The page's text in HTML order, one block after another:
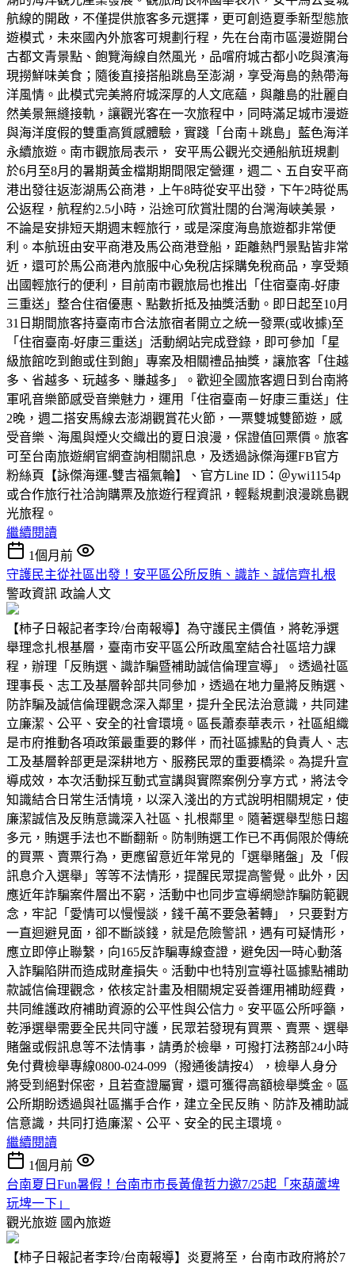
航線的開啟，不僅提供旅客多元選擇，更可創造夏季新型態旅
遊模式，未來國內外旅客可規劃行程，先在台南市區漫遊開台
古都文青景點、飽覽海線自然風光，品嚐府城古都小吃與濱海
現撈鮮味美食；隨後直接搭船跳島至澎湖，享受海島的熱帶海
洋風情。此模式完美將府城深厚的人文底蘊，與離島的壯麗自
然美景無縫接軌，讓觀光客在一次旅程中，同時滿足城市漫遊
與海洋度假的雙重高質感體驗，實踐「台南＋跳島」藍色海洋
永續旅遊。南市觀旅局表示， 安平馬公觀光交通船航班規劃
於6月至8月的暑期黃金檔期期間限定營運，週二、五自安平商
港出發往返澎湖馬公商港，上午8時從安平出發，下午2時從馬
公返程，航程約2.5小時，沿途可欣賞壯闊的台灣海峽美景，
不論是安排短天期週末輕旅行，或是深度海島旅遊都非常便
利。本航班由安平商港及馬公商港登船，距離熱門景點皆非常
近，還可於馬公商港內旅服中心免稅店採購免稅商品，享受類
出國輕旅行的便利，目前南市觀旅局也推出「住宿臺南-好康
三重送」整合住宿優惠、點數折抵及抽獎活動。即日起至10月
31日期間旅客持臺南市合法旅宿者開立之統一發票(或收據)至
「住宿臺南-好康三重送」活動網站完成登錄，即可參加「星
級旅館吃到飽或住到飽」專案及相關禮品抽獎，讓旅客「住越
多、省越多、玩越多、賺越多」。歡迎全國旅客週日到台南將
軍吼音樂節感受音樂魅力，運用「住宿臺南－好康三重送」住
2晚，週二搭安馬線去澎湖觀賞花火節，一票雙城雙節遊，感
受音樂、海風與煙火交織出的夏日浪漫，保證值回票價。旅客
可至台南旅遊網官網查詢相關訊息，及透過詠傑海運FB官方
粉絲頁【詠傑海運-雙吉福氣輪】、官方Line ID：＠ywi1154p
或合作旅行社洽詢購票及旅遊行程資訊，輕鬆規劃浪漫跳島觀
光旅程。
繼續閱讀
1個月前
守護民主從社區出發！安平區公所反賄、識詐、誠信齊扎根
警政資訊 政論人文
【柿子日報記者李玲/台南報導】為守護民主價值，將乾淨選
舉理念扎根基層，臺南市安平區公所政風室結合社區培力課
程，辦理「反賄選、識詐騙暨補助誠信倫理宣導」。透過社區
理事長、志工及基層幹部共同參加，透過在地力量將反賄選、
防詐騙及誠信倫理觀念深入鄰里，提升全民法治意識，共同建
立廉潔、公平、安全的社會環境。區長蕭泰華表示，社區組織
是市府推動各項政策最重要的夥伴，而社區據點的負責人、志
工及基層幹部更是深耕地方、服務民眾的重要橋梁。為提升宣
導成效，本次活動採互動式宣講與實際案例分享方式，將法令
知識結合日常生活情境，以深入淺出的方式說明相關規定，使
廉潔誠信及反賄意識深入社區、扎根鄰里。隨著選舉型態日趨
多元，賄選手法也不斷翻新。防制賄選工作已不再侷限於傳統
的買票、賣票行為，更應留意近年常見的「選舉賭盤」及「假
訊息介入選舉」等等不法情形，提醒民眾提高警覺。此外，因
應近年詐騙案件層出不窮，活動中也同步宣導網戀詐騙防範觀
念，牢記「愛情可以慢慢談，錢千萬不要急著轉」，只要對方
一直迴避見面，卻不斷談錢，就是危險警訊，遇有可疑情形，
應立即停止聯繫，向165反詐騙專線查證，避免因一時心動落
入詐騙陷阱而造成財產損失。活動中也特別宣導社區據點補助
款誠信倫理觀念，依核定計畫及相關規定妥善運用補助經費，
共同維護政府補助資源的公平性與公信力。安平區公所呼籲，
乾淨選舉需要全民共同守護，民眾若發現有買票、賣票、選舉
賭盤或假訊息等不法情事，請勇於檢舉，可撥打法務部24小時
免付費檢舉專線0800-024-099（撥通後請按4），檢舉人身分
將受到絕對保密，且若查證屬實，還可獲得高額檢舉獎金。區
公所期盼透過與社區攜手合作，建立全民反賄、防詐及補助誠
信意識，共同打造廉潔、公平、安全的民主環境。
繼續閱讀
1個月前
台南夏日Fun暑假！台南市市長黃偉哲力邀7/25起「來葫蘆埤
玩埤一下」
觀光旅遊 國內旅遊
【柿子日報記者李玲/台南報導】炎夏將至，台南市政府將於7